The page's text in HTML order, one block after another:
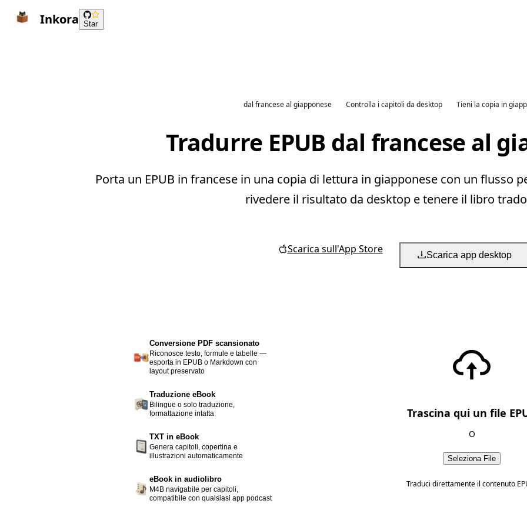
Inkora Star
dal francese al giapponese Controlla i capitoli da desktop Tieni la copia in
Tradurre EPUB dal francese al
Porta un EPUB in francese in una copia di lettura in giapponese con un flusso
rivedere il risultato da desktop e tenere il libro
Scarica sull'App Store Scarica app desktop
Conversione PDF scansionato
Riconosce testo, formule e tabelle —
esporta in EPUB o Markdown con
layout preservato
Traduzione eBook
Bilingue o solo traduzione,
formattazione intatta
TXT in eBook
Genera capitoli, copertina e
illustrazioni automaticamente
eBook in audiolibro
M4B navigabile per capitoli,
compatibile con qualsiasi app podcast
Trascina qui un file
O
Seleziona File
Traduci direttamente il contenuto